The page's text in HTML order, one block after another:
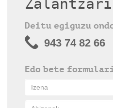
Deitu egiguzu
943 74 82 66
Edo bete